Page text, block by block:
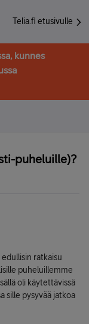
Telia.fi etusivulle
kunnes
puheluille)?
ratkaisu
puheluillemme
oli käytettävissä
sille pysyvää jatkoa